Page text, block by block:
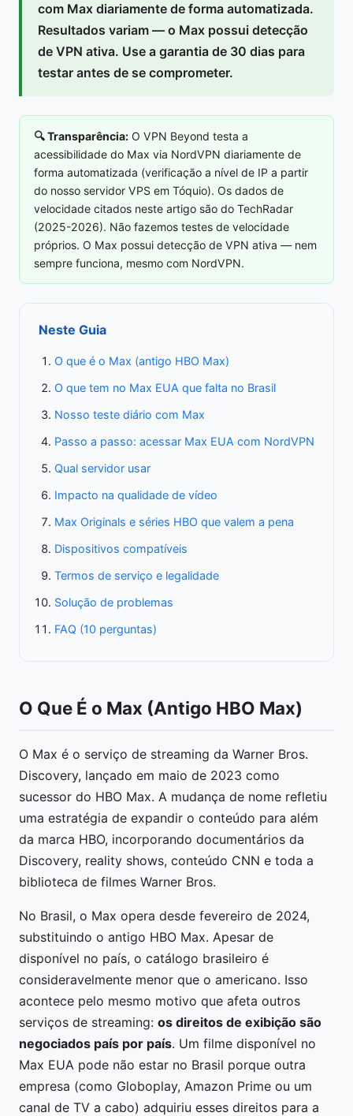
com Max diariamente de forma automatizada.
Resultados variam — o Max possui detecção
de VPN ativa. Use a garantia de 30 dias para
testar antes de se comprometer.
🔍 Transparência: O VPN Beyond testa a
acessibilidade do Max via NordVPN diariamente de
forma automatizada (verificação a nível de IP a partir
do nosso servidor VPS em Tóquio). Os dados de
velocidade citados neste artigo são do TechRadar
(2025-2026). Não fazemos testes de velocidade
próprios. O Max possui detecção de VPN ativa — nem
sempre funciona, mesmo com NordVPN.
Neste Guia
O que é o Max (antigo HBO Max)
O que tem no Max EUA que falta no Brasil
Nosso teste diário com Max
Passo a passo: acessar Max EUA com NordVPN
Qual servidor usar
Impacto na qualidade de vídeo
Max Originals e séries HBO que valem a pena
Dispositivos compatíveis
Termos de serviço e legalidade
Solução de problemas
FAQ (10 perguntas)
O Que É o Max (Antigo HBO Max)
O Max é o serviço de streaming da Warner Bros.
Discovery, lançado em maio de 2023 como
sucessor do HBO Max. A mudança de nome refletiu
uma estratégia de expandir o conteúdo para além
da marca HBO, incorporando documentários da
Discovery, reality shows, conteúdo CNN e toda a
biblioteca de filmes Warner Bros.
No Brasil, o Max opera desde fevereiro de 2024,
substituindo o antigo HBO Max. Apesar de
disponível no país, o catálogo brasileiro é
consideravelmente menor que o americano. Isso
acontece pelo mesmo motivo que afeta outros
serviços de streaming: os direitos de exibição são
negociados país por país. Um filme disponível no
Max EUA pode não estar no Brasil porque outra
empresa (como Globoplay, Amazon Prime ou um
canal de TV a cabo) adquiriu esses direitos para a